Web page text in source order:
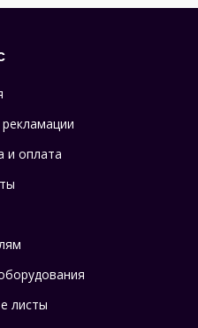
и оплата
листы